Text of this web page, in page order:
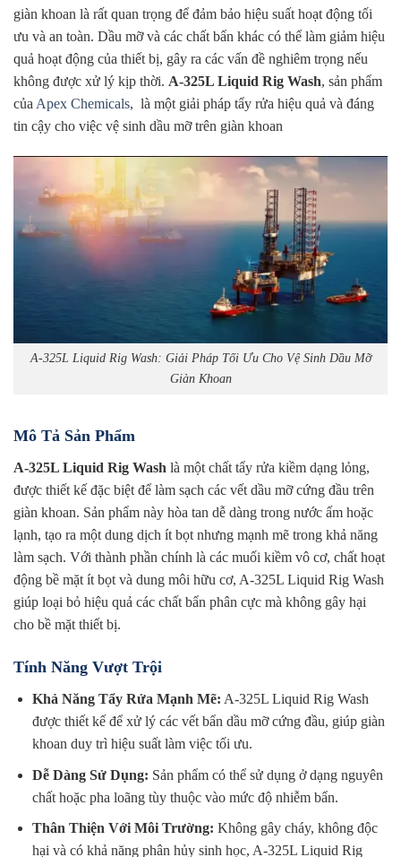
giàn khoan là rất quan trọng để đảm bảo hiệu suất hoạt động tối
ưu và an toàn. Dầu mỡ và các chất bẩn khác có thể làm giảm hiệu
quả hoạt động của thiết bị, gây ra các vấn đề nghiêm trọng nếu
không được xử lý kịp thời. A-325L Liquid Rig Wash, sản phẩm
của Apex Chemicals, là một giải pháp tẩy rửa hiệu quả và đáng
tin cậy cho việc vệ sinh dầu mỡ trên giàn khoan
A-325L Liquid Rig Wash: Giải Pháp Tối Ưu Cho Vệ Sinh Dầu Mỡ
Giàn Khoan
Mô Tả Sản Phẩm
A-325L Liquid Rig Wash là một chất tẩy rửa kiềm dạng lỏng,
được thiết kế đặc biệt để làm sạch các vết dầu mỡ cứng đầu trên
giàn khoan. Sản phẩm này hòa tan dễ dàng trong nước ấm hoặc
lạnh, tạo ra một dung dịch ít bọt nhưng mạnh mẽ trong khả năng
làm sạch. Với thành phần chính là các muối kiềm vô cơ, chất hoạt
động bề mặt ít bọt và dung môi hữu cơ, A-325L Liquid Rig Wash
giúp loại bỏ hiệu quả các chất bẩn phân cực mà không gây hại
cho bề mặt thiết bị.
Tính Năng Vượt Trội
Khả Năng Tẩy Rửa Mạnh Mẽ: A-325L Liquid Rig Wash
được thiết kế để xử lý các vết bẩn dầu mỡ cứng đầu, giúp giàn
khoan duy trì hiệu suất làm việc tối ưu.
Dễ Dàng Sử Dụng: Sản phẩm có thể sử dụng ở dạng nguyên
chất hoặc pha loãng tùy thuộc vào mức độ nhiễm bẩn.
Thân Thiện Với Môi Trường: Không gây cháy, không độc
hại và có khả năng phân hủy sinh học, A-325L Liquid Rig